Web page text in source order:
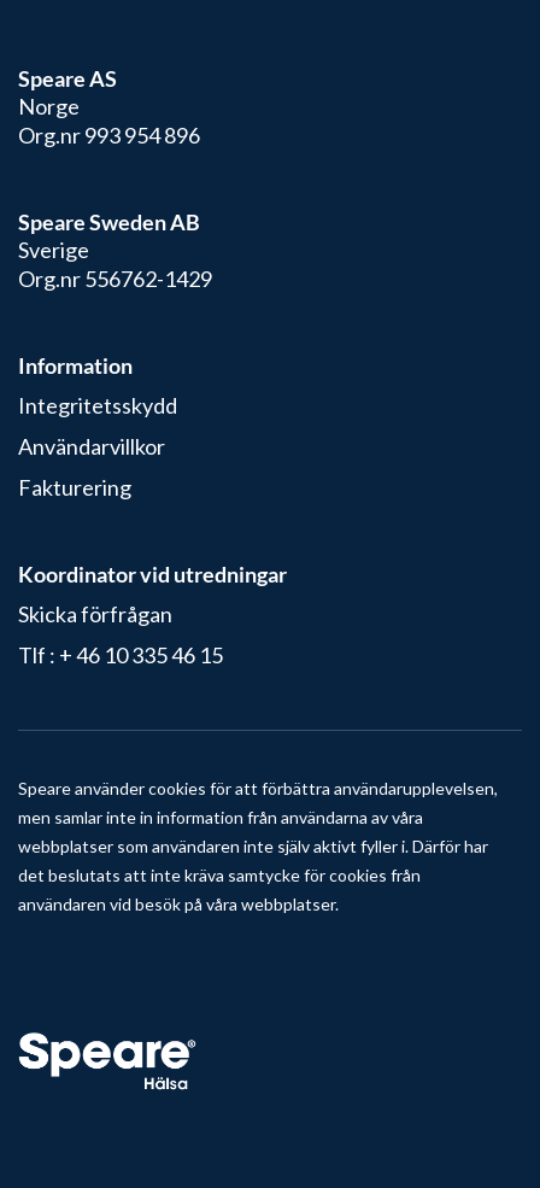
Speare AS
Norge
Org.nr 993 954 896
Speare Sweden AB
Sverige
Org.nr 556762-1429
Information
Integritetsskydd
Användarvillkor
Fakturering
Koordinator vid utredningar
Skicka förfrågan
Tlf : + 46 10 335 46 15
Speare använder cookies för att förbättra användarupplevelsen,
men samlar inte in information från användarna av våra
webbplatser som användaren inte själv aktivt fyller i. Därför har
det beslutats att inte kräva samtycke för cookies från
användaren vid besök på våra webbplatser.